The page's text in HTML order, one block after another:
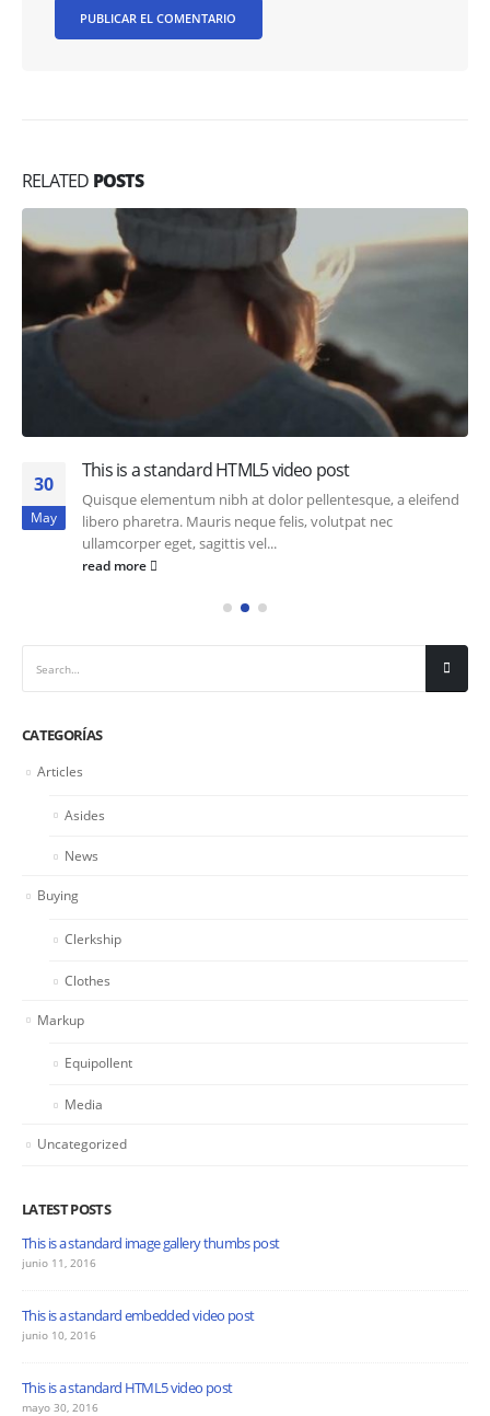
RELATED POSTS
30
May
This is a standard HTML5 video post
Quisque elementum nibh at dolor pellentesque, a eleifend
libero pharetra. Mauris neque felis, volutpat nec
ullamcorper eget, sagittis vel...
read more
CATEGORÍAS
Articles
Asides
News
Buying
Clerkship
Clothes
Markup
Equipollent
Media
Uncategorized
LATEST POSTS
This is a standard image gallery thumbs post
junio 11, 2016
This is a standard embedded video post
junio 10, 2016
This is a standard HTML5 video post
mayo 30, 2016